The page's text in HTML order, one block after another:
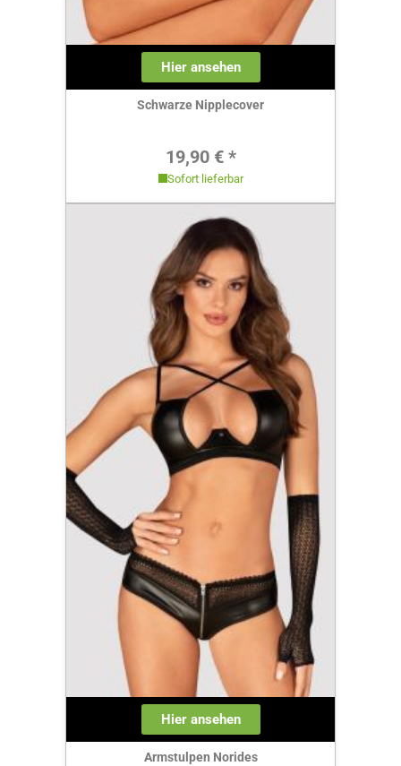
Hier ansehen
Schwarze Nipplecover
Regulärer Preis:
19,90 € *
Sofort lieferbar
Hier ansehen
Armstulpen Norides